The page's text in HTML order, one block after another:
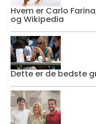
Hvem er Carlo
og Wikipedia
Dette er de bedste